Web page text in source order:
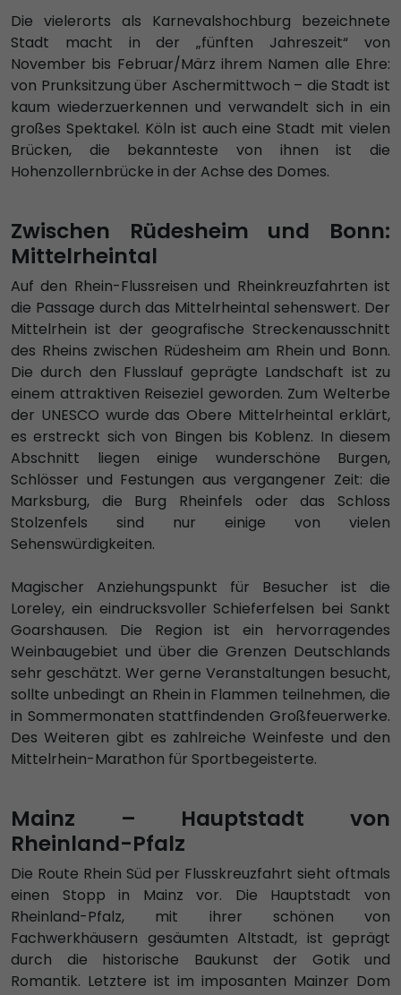
Die vielerorts als Karnevalshochburg bezeichnete
Stadt macht in der „fünften Jahreszeit“ von
November bis Februar/März ihrem Namen alle Ehre:
von Prunksitzung über Aschermittwoch – die Stadt ist
kaum wiederzuerkennen und verwandelt sich in ein
großes Spektakel. Köln ist auch eine Stadt mit vielen
Brücken, die bekannteste von ihnen ist die
Hohenzollernbrücke in der Achse des Domes.
Zwischen Rüdesheim und Bonn:
Mittelrheintal
Auf den Rhein-Flussreisen und Rheinkreuzfahrten ist
die Passage durch das Mittelrheintal sehenswert. Der
Mittelrhein ist der geografische Streckenausschnitt
des Rheins zwischen Rüdesheim am Rhein und Bonn.
Die durch den Flusslauf geprägte Landschaft ist zu
einem attraktiven Reiseziel geworden. Zum Welterbe
der UNESCO wurde das Obere Mittelrheintal erklärt,
es erstreckt sich von Bingen bis Koblenz. In diesem
Abschnitt liegen einige wunderschöne Burgen,
Schlösser und Festungen aus vergangener Zeit: die
Marksburg, die Burg Rheinfels oder das Schloss
Stolzenfels sind nur einige von vielen
Sehenswürdigkeiten.
Magischer Anziehungspunkt für Besucher ist die
Loreley, ein eindrucksvoller Schieferfelsen bei Sankt
Goarshausen. Die Region ist ein hervorragendes
Weinbaugebiet und über die Grenzen Deutschlands
sehr geschätzt. Wer gerne Veranstaltungen besucht,
sollte unbedingt an Rhein in Flammen teilnehmen, die
in Sommermonaten stattfindenden Großfeuerwerke.
Des Weiteren gibt es zahlreiche Weinfeste und den
Mittelrhein-Marathon für Sportbegeisterte.
Mainz – Hauptstadt von
Rheinland-Pfalz
Die Route Rhein Süd per Flusskreuzfahrt sieht oftmals
einen Stopp in Mainz vor. Die Hauptstadt von
Rheinland-Pfalz, mit ihrer schönen von
Fachwerkhäusern gesäumten Altstadt, ist geprägt
durch die historische Baukunst der Gotik und
Romantik. Letztere ist im imposanten Mainzer Dom